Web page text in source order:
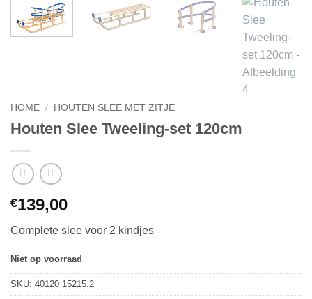
HOME / HOUTEN SLEE MET ZITJE
Houten Slee Tweeling-set 120cm
€139,00
Complete slee voor 2 kindjes
Niet op voorraad
SKU: 40120 15215.2